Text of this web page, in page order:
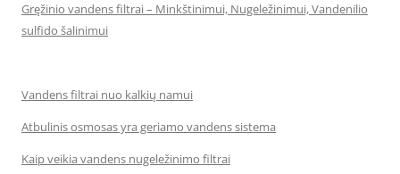
Gręžinio vandens filtrai – Minkštinimui, Nugeležinimui, Vandenilio
sulfido šalinimui
Vandens filtrai nuo kalkių namui
Atbulinis osmosas yra geriamo vandens sistema
Kaip veikia vandens nugeležinimo filtrai